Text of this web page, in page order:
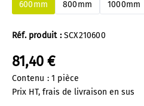
Réf. produit :SCX210600
81,40 €
Contenu : 1 pièce
Prix HT, frais de livraison en sus
600mm
800mm 1000mm